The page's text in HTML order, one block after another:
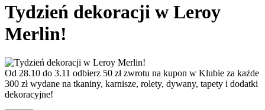
Tydzień dekoracji w Leroy
Merlin!
Od 28.10 do 3.11 odbierz 50 zł zwrotu na kupon w Klubie za każde
300 zł wydane na tkaniny, karnisze, rolety, dywany, tapety i dodatki
dekoracyjne!